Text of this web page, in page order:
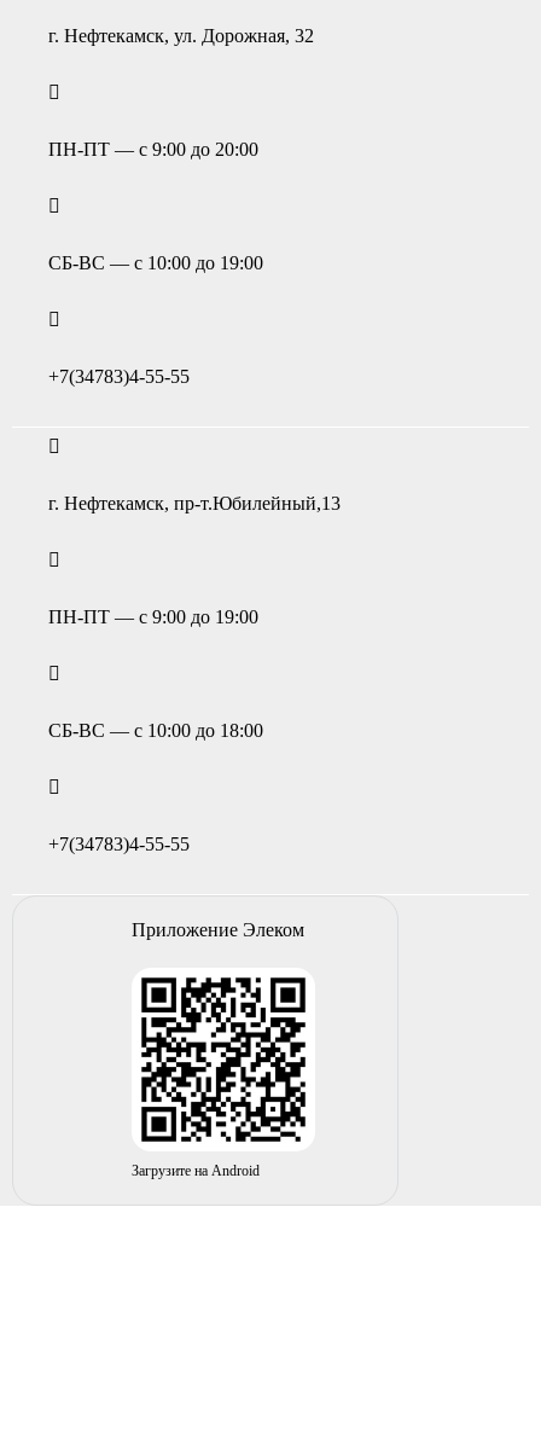
г. Нефтекамск, ул. Дорожная, 32
ПН-ПТ — с 9:00 до 20:00
СБ-ВС — с 10:00 до 19:00
+7(34783)4-55-55
г. Нефтекамск, пр-т.Юбилейный,13
ПН-ПТ — с 9:00 до 19:00
СБ-ВС — с 10:00 до 18:00
+7(34783)4-55-55
Приложение Элеком
Загрузите на Android